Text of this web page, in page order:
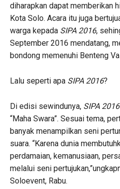
diharapkan dapat memberikan
Kota Solo. Acara itu juga
warga kepada SIPA 2016,
September 2016 mendatang,
bondong memenuhi Benteng
Lalu seperti apa SIPA 2016?
Di edisi sewindunya, SIPA 2016
“Maha Swara”. Sesuai tema,
banyak menampilkan seni
suara. “Karena dunia
perdamaian, kemanusiaan,
melalui seni
Soloevent, Rabu.